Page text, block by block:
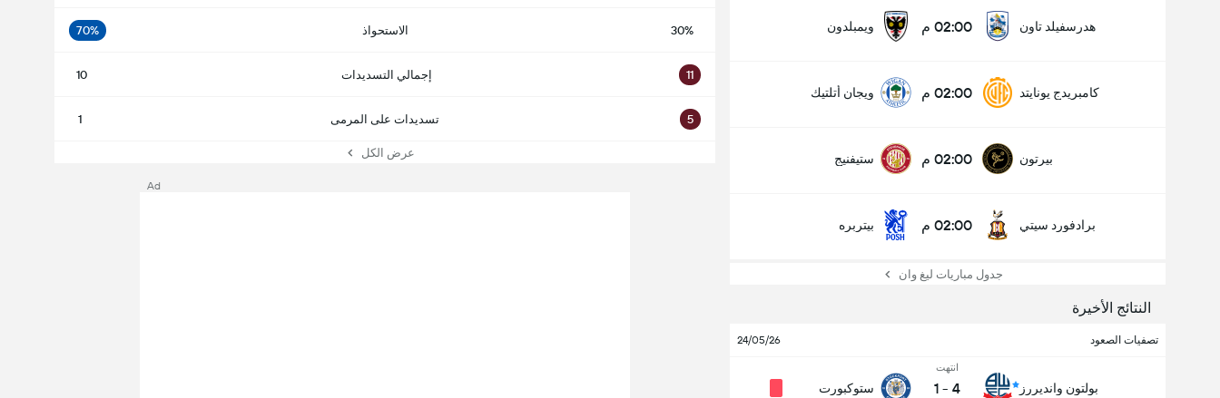
هدرسفيلد تاون 02:00 م ويمبلدون
كامبريدج يونايتد 02:00 م ويجان أتلتيك
بيرتون 02:00 م ستيفنيج
برادفورد سيتي 02:00 م بيتربره
جدول مباريات ليغ وان
النتائج الأخيرة
تصفيات الصعود 24/05/26
بولتون وانديررز
انتهت
4
-
1 ستوكبورت
30% الاستحواذ 70%
11 إجمالي التسديدات 10
5 تسديدات على المرمى 1
عرض الكل
Ad